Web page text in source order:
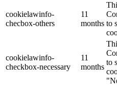
cookielawinfo-
checbox-others
11
months to
cookielawinfo-
checkbox-necessary
11
months
to